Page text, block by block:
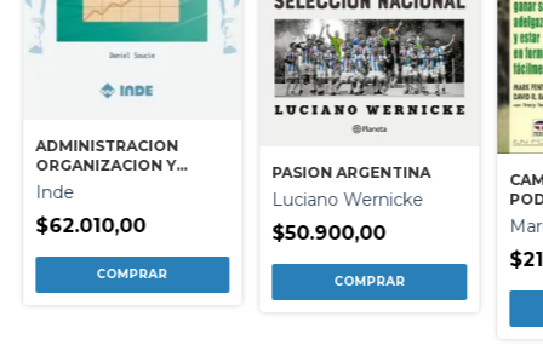
ADMINISTRACION
ORGANIZACION Y
GESTION DEPORTIVA
Inde
$62.010,00
PASION ARGENTINA
Luciano Wernicke
$50.900,00